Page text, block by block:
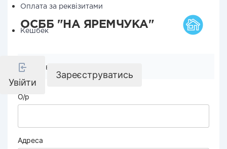
Оплата за реквізитами
Кешбек
Увійти
Зареєструватись
ОСББ "НА ЯРЕМЧУКА"
Реквізити компанії
О/р
Адреса